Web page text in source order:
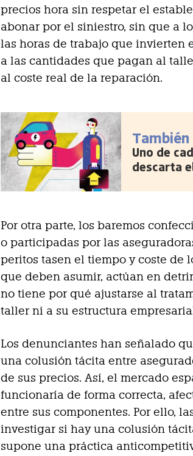
precios hora sin respetar el
abonar por el siniestro, sin que a
las horas de trabajo que invierten
a las cantidades que pagan al
al coste real de la reparación.
Uno de
descarta
Por otra parte, los baremos
o participadas por las
peritos tasen el tiempo y coste de
que deben asumir, actúan en
no tiene por qué ajustarse al
taller ni a su estructura
Los denunciantes han señalado
una colusión tácita entre
de sus precios. Así, el mercado
funcionaría de forma correcta,
entre sus componentes. Por ello,
investigar si hay una colusión
supone una práctica